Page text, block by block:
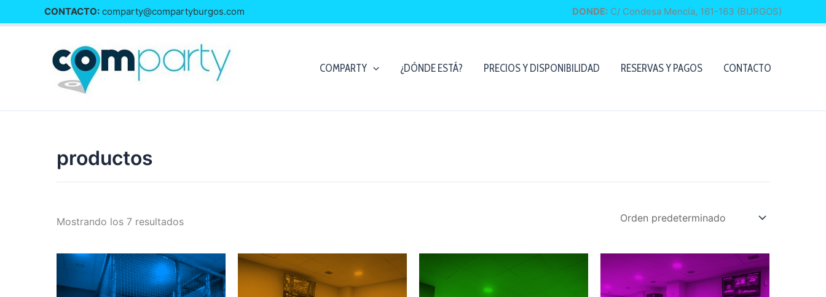
al
CONTACTO: comparty@compartyburgos.com DONDE: C/ Condesa Mencía, 161-163 (BURGOS)
COMPARTY ¿DÓNDE ESTÁ? PRECIOS Y DISPONIBILIDAD RESERVAS Y PAGOS CONTACTO
productos
Mostrando los 7 resultados